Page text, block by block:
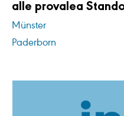
alle provalea
Münster
Paderborn